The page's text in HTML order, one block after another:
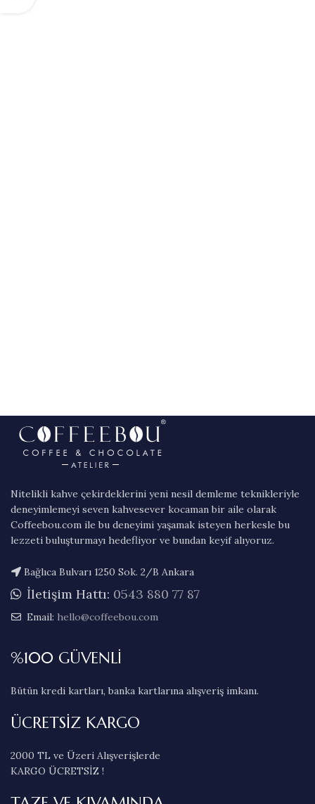
Nitelikli kahve çekirdeklerini yeni nesil demleme teknikleriyle
deneyimlemeyi seven kahvesever kocaman bir aile olarak
Coffeebou.com ile bu deneyimi yaşamak isteyen herkesle bu
lezzeti buluşturmayı hedefliyor ve bundan keyif alıyoruz.
Bağlıca Bulvarı 1250 Sok. 2/B Ankara
İletişim Hattı: 0543 880 77 87
Email: hello@coffeebou.com
%100 GÜVENLİ
Bütün kredi kartları, banka kartlarına alışveriş imkanı.
ÜCRETSİZ KARGO
2000 TL ve Üzeri Alışverişlerde
KARGO ÜCRETSİZ !